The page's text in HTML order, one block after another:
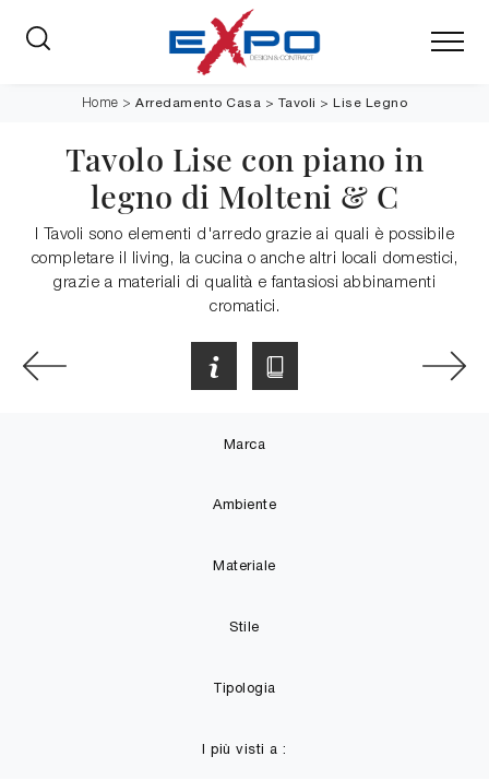
Home >Arredamento Casa > Tavoli >Lise Legno
Tavolo Lise con piano in
legno di Molteni & C
I Tavoli sono elementi d'arredo grazie ai quali è possibile
completare il living, la cucina o anche altri locali domestici,
grazie a materiali di qualità e fantasiosi abbinamenti
cromatici.
Marca
Ambiente
Materiale
Stile
Tipologia
I più visti a :